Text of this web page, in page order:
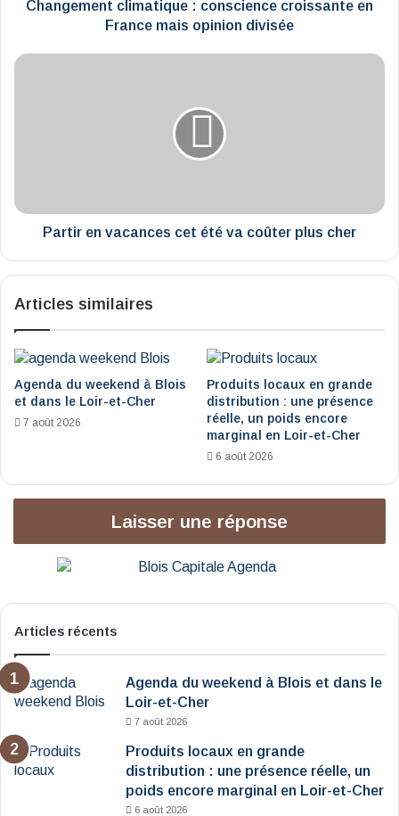
divisée
Changement climatique : conscience croissante en
France mais opinion divisée
Partir
cher
Partir en vacances cet été va coûter plus cher
Articles similaires
Agenda du weekend à Blois
et dans le Loir-et-Cher
7 août 2026
Produits locaux en grande
distribution : une présence
réelle, un poids encore
marginal en Loir-et-Cher
6 août 2026
Laisser une réponse
Articles récents
Agenda du weekend à Blois et dans le
Loir-et-Cher
7 août 2026
Produits locaux en grande
distribution : une présence réelle, un
poids encore marginal en Loir-et-Cher
6 août 2026